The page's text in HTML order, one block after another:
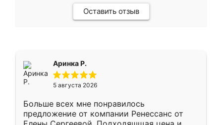
Оставить отзыв
Аринка Р.
5 августа 2026
Больше всех мне понравилось
предложение от компании Ренессанс от